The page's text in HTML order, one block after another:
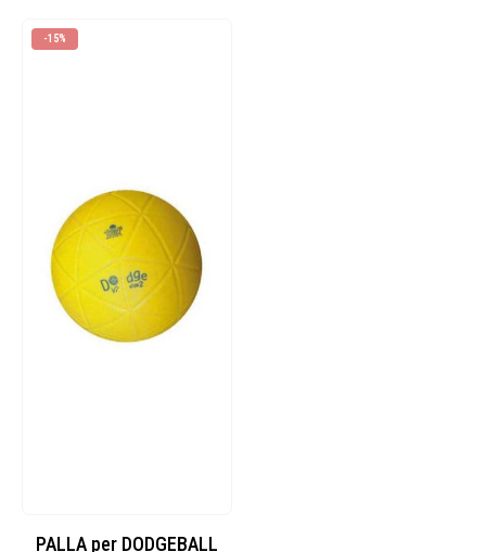
-15%
PALLA per DODGEBALL